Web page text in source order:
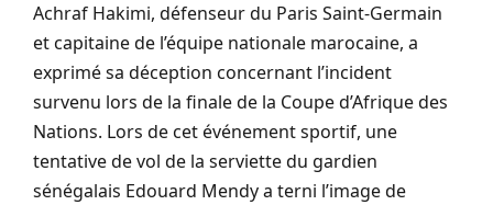
Achraf Hakimi, défenseur du Paris Saint-Germain
et capitaine de l’équipe nationale marocaine, a
exprimé sa déception concernant l’incident
survenu lors de la finale de la Coupe d’Afrique des
Nations. Lors de cet événement sportif, une
tentative de vol de la serviette du gardien
sénégalais Edouard Mendy a terni l’image de